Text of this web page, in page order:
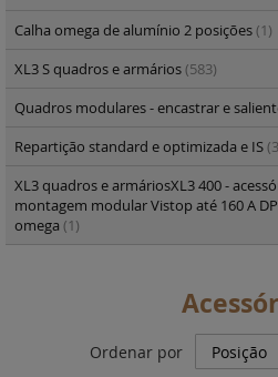
Ordenar por
Calha omega de alumínio 2 posições(1)
XL3 S quadros e armários(583)
Quadros modulares - encastrar e
Repartição standard e optimizada e IS
XL3 quadros e armáriosXL3 400 -
montagem modular Vistop até 160 A
omega (1)